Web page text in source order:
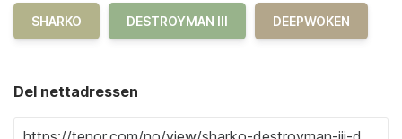
SHARKO DESTROYMAN III DEEPWOKEN
Del nettadressen